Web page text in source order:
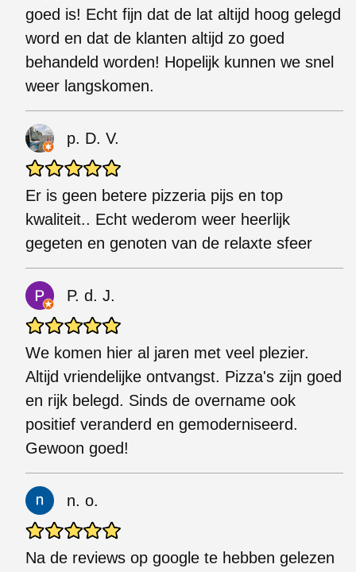
goed is! Echt fijn dat de lat altijd hoog gelegd
word en dat de klanten altijd zo goed
behandeld worden! Hopelijk kunnen we snel
weer langskomen.
p. D. V.
Er is geen betere pizzeria pijs en top
kwaliteit.. Echt wederom weer heerlijk
gegeten en genoten van de relaxte sfeer
P. d. J.
We komen hier al jaren met veel plezier.
Altijd vriendelijke ontvangst. Pizza's zijn goed
en rijk belegd. Sinds de overname ook
positief veranderd en gemoderniseerd.
Gewoon goed!
n. o.
Na de reviews op google te hebben gelezen